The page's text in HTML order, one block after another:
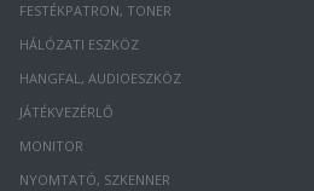
FESTÉKPATRON, TONER
HÁLÓZATI ESZKÖZ
HANGFAL, AUDIOESZKÖZ
JÁTÉKVEZÉRLŐ
MONITOR
NYOMTATÓ, SZKENNER